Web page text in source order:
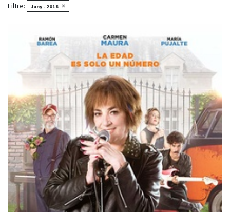
Filtre:
Juny - 2018 ×